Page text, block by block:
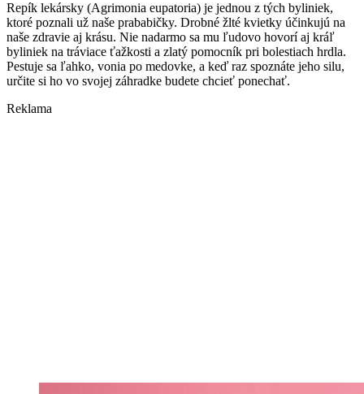
Repík lekársky (Agrimonia eupatoria) je jednou z tých byliniek,
ktoré poznali už naše prababičky. Drobné žlté kvietky účinkujú na
naše zdravie aj krásu. Nie nadarmo sa mu ľudovo hovorí aj kráľ
byliniek na tráviace ťažkosti a zlatý pomocník pri bolestiach hrdla.
Pestuje sa ľahko, vonia po medovke, a keď raz spoznáte jeho silu,
určite si ho vo svojej záhradke budete chcieť ponechať.
Reklama